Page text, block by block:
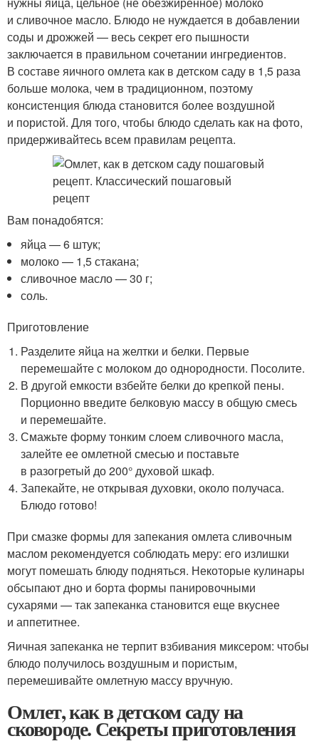
и сливочное масло. Блюдо не нуждается в добавлении
соды и дрожжей — весь секрет его пышности
заключается в правильном сочетании ингредиентов.
В составе яичного омлета как в детском саду в 1,5 раза
больше молока, чем в традиционном, поэтому
консистенция блюда становится более воздушной
и пористой. Для того, чтобы блюдо сделать как на фото,
придерживайтесь всем правилам рецепта.
Вам понадобятся:
яйца — 6 штук;
молоко — 1,5 стакана;
сливочное масло — 30 г;
соль.
Приготовление
Разделите яйца на желтки и белки. Первые
перемешайте с молоком до однородности. Посолите.
В другой емкости взбейте белки до крепкой пены.
Порционно введите белковую массу в общую смесь
и перемешайте.
Смажьте форму тонким слоем сливочного масла,
залейте ее омлетной смесью и поставьте
в разогретый до 200° духовой шкаф.
Запекайте, не открывая духовки, около получаса.
Блюдо готово!
При смазке формы для запекания омлета сливочным
маслом рекомендуется соблюдать меру: его излишки
могут помешать блюду подняться. Некоторые кулинары
обсыпают дно и борта формы панировочными
сухарями — так запеканка становится еще вкуснее
и аппетитнее.
Яичная запеканка не терпит взбивания миксером: чтобы
блюдо получилось воздушным и пористым,
перемешивайте омлетную массу вручную.
Омлет, как в детском саду на
сковороде. Секреты приготовления